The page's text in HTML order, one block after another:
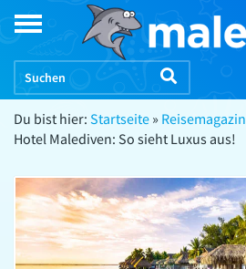
Skip
Toggle
navigation
Du bist hier: Startseite » Reisemagazin
Hotel Malediven: So sieht Luxus aus!